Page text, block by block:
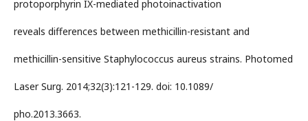
protoporphyrin IX-mediated photoinactivation
reveals differences between methicillin-resistant and
methicillin-sensitive Staphylococcus aureus strains. Photomed
Laser Surg. 2014;32(3):121-129. doi: 10.1089/
pho.2013.3663.